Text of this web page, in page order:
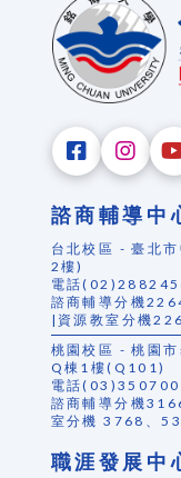
諮商輔導中
台北校區 - 臺北
2樓)
電話
諮商輔導分機
|資源教室分機
桃園校區 - 桃園
Q棟1樓(Q101)
電話
諮商輔導分機
室分機 3768、
職涯發展中